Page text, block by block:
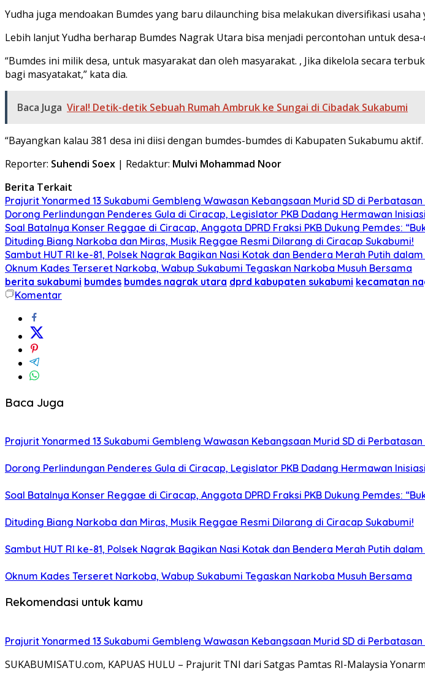
Yudha juga mendoakan Bumdes yang baru dilaunching bisa melakukan diversifikasi
Lebih lanjut Yudha berharap Bumdes Nagrak Utara bisa menjadi percontohan untuk
“Bumdes ini milik desa, untuk masyarakat dan oleh masyarakat. , Jika dikelola secara
bagi masyatakat,” kata dia.
Baca Juga Viral! Detik-detik Sebuah Rumah Ambruk ke Sungai di Cibadak Sukabumi
“Bayangkan kalau 381 desa ini diisi dengan bumdes-bumdes di Kabupaten Sukabumu
Reporter: Suhendi Soex | Redaktur: Mulvi Mohammad Noor
Berita Terkait
Prajurit Yonarmed 13 Sukabumi Gembleng Wawasan Kebangsaan Murid SD di
Dorong Perlindungan Penderes Gula di Ciracap, Legislator PKB Dadang Hermawan
Soal Batalnya Konser Reggae di Ciracap, Anggota DPRD Fraksi PKB Dukung Pemdes:
Dituding Biang Narkoba dan Miras, Musik Reggae Resmi Dilarang di Ciracap Sukabumi!
Sambut HUT RI ke-81, Polsek Nagrak Bagikan Nasi Kotak dan Bendera Merah Putih
Oknum Kades Terseret Narkoba, Wabup Sukabumi Tegaskan Narkoba Musuh Bersama
berita sukabumi bumdes bumdes nagrak utara dprd kabupaten sukabumi kecamatan
Komentar
Baca Juga
Prajurit Yonarmed 13 Sukabumi Gembleng Wawasan Kebangsaan Murid SD di
Dorong Perlindungan Penderes Gula di Ciracap, Legislator PKB Dadang Hermawan
Soal Batalnya Konser Reggae di Ciracap, Anggota DPRD Fraksi PKB Dukung Pemdes:
Dituding Biang Narkoba dan Miras, Musik Reggae Resmi Dilarang di Ciracap Sukabumi!
Sambut HUT RI ke-81, Polsek Nagrak Bagikan Nasi Kotak dan Bendera Merah Putih
Oknum Kades Terseret Narkoba, Wabup Sukabumi Tegaskan Narkoba Musuh Bersama
Rekomendasi untuk kamu
Prajurit Yonarmed 13 Sukabumi Gembleng Wawasan Kebangsaan Murid SD di
SUKABUMISATU.com, KAPUAS HULU – Prajurit TNI dari Satgas Pamtas RI-Malaysia